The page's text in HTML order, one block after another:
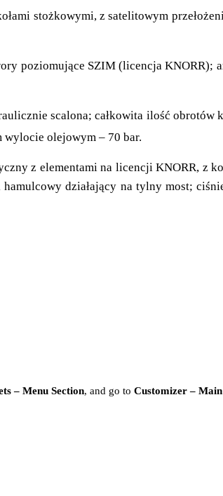
stożkowymi, z satelitowym
poziomujące SZIM (licencja KNORR);
scalona; całkowita ilość obrotów
olejowym – 70 bar.
z elementami na licencji KNORR, z
działający na tylny most;
– Menu Section, and go to Customizer –